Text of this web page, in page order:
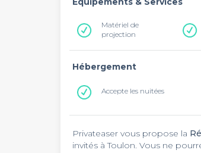
Matériel de
projection
Hébergement
Accepte les nuitées
Privateaser vous propose la
invités à Toulon. Vous ne